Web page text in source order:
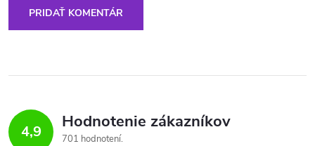
PRIDAŤ KOMENTÁR
4,9 Hodnotenie zákazníkov
701 hodnotení